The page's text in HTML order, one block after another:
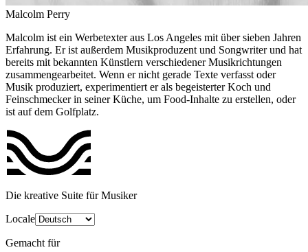
Malcolm Perry
Malcolm ist ein Werbetexter aus Los Angeles mit über sieben Jahren
Erfahrung. Er ist außerdem Musikproduzent und Songwriter und hat
bereits mit bekannten Künstlern verschiedener Musikrichtungen
zusammengearbeitet. Wenn er nicht gerade Texte verfasst oder
Musik produziert, experimentiert er als begeisterter Koch und
Feinschmecker in seiner Küche, um Food-Inhalte zu erstellen, oder
ist auf dem Golfplatz.
Die kreative Suite für Musiker
Locale
Gemacht für